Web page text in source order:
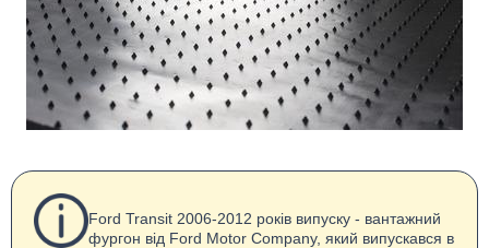
Ford Transit 2006-2012 років випуску - вантажний
фургон від Ford Motor Company, який випускався в